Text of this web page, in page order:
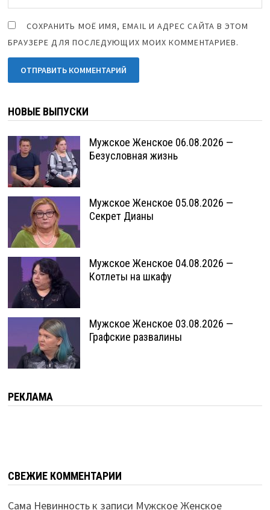
СОХРАНИТЬ МОЁ ИМЯ, EMAIL И АДРЕС САЙТА В ЭТОМ
БРАУЗЕРЕ ДЛЯ ПОСЛЕДУЮЩИХ МОИХ КОММЕНТАРИЕВ.
НОВЫЕ ВЫПУСКИ
Мужское Женское 06.08.2026 —
Безусловная жизнь
Мужское Женское 05.08.2026 —
Секрет Дианы
Мужское Женское 04.08.2026 —
Котлеты на шкафу
Мужское Женское 03.08.2026 —
Графские развалины
РЕКЛАМА
СВЕЖИЕ КОММЕНТАРИИ
Сама Невинностьк записи Мужское Женское